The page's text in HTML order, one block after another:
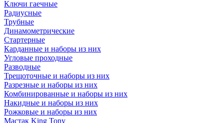
Ключи гаечные
Радиусные
Трубные
Динамометрические
Стартерные
Карданные и наборы из них
Угловые проходные
Разводные
Трещоточные и наборы из них
Разрезные и наборы из них
Комбинированные и наборы из них
Накидные и наборы из них
Рожковые и наборы из них
Мастак King Tony